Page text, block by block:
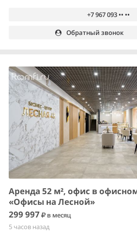
+7 967 093 •• ••
Обратный звонок
Аренда 52 м², офис в
«Офисы на Лесной»
299 997
в месяц
5 часов назад